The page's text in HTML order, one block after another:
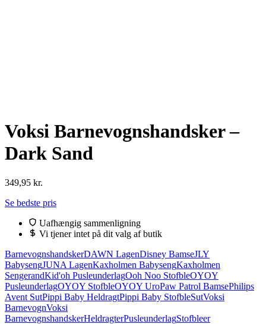
Voksi Barnevognshandsker –
Dark Sand
349,95 kr.
Se bedste pris
Uafhængig sammenligning
Vi tjener intet på dit valg af butik
BarnevognshandskerDAWN LagenDisney BamseJLY
BabysengJUNA LagenKaxholmen BabysengKaxholmen
SengerandKid'oh PusleunderlagOoh Noo StofbleOYOY
PusleunderlagOYOY StofbleOYOY UroPaw Patrol BamsePhilips
Avent SutPippi Baby HeldragtPippi Baby StofbleSutVoksi
BarnevognVoksi
BarnevognshandskerHeldragterPusleunderlagStofbleer